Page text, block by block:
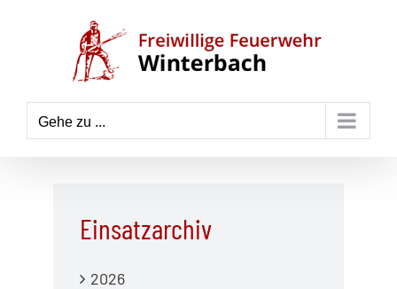
Gehe zu ...
Einsatzarchiv
2026